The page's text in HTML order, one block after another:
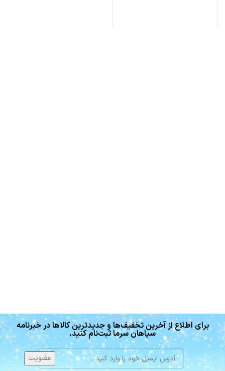
برای اطلاع از آخرین تخفیف‌ها و جدیدترین کالاها در خبرنامه
سپاهان سرما ثبت‌نام کنید.